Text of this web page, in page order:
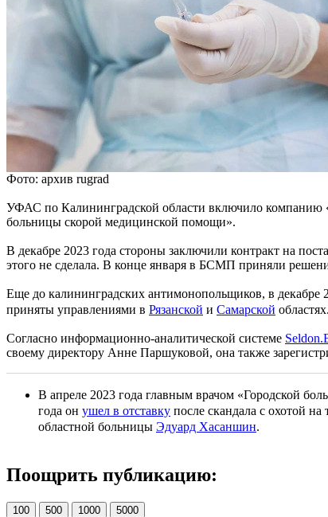
Фото: архив rugrad
УФАС по Калининградской области включило компанию
больницы скорой медицинской помощи».
В декабре 2023 года стороны заключили контракт на
этого не сделала. В конце января в БСМП приняли
Еще до калининградских антимонопольщиков, в
приняты управлениями в Рязанской и Самарской
Согласно информационно-аналитической системе
своему директору Анне Паршуковой, она также
В апреле 2023 года главным врачом «Городской
года он ушел в отставку после скандала с охотой
областной больницы Эдуард Хасаншин.
Поощрить публикацию:
100 500 1000 5000